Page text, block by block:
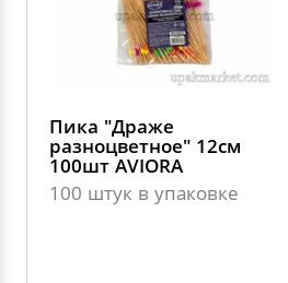
Пика "Драже
разноцветное" 12см
100шт AVIORA
100 штук в упаковке